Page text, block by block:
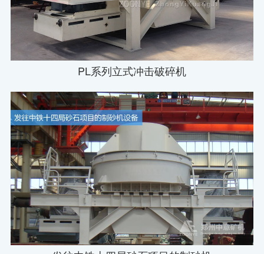
PL系列立式冲击破碎机